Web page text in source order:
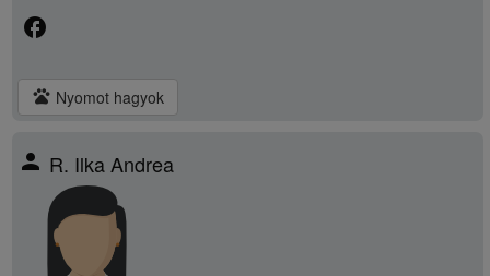
facebook
pets Nyomot hagyok
person R. Ilka Andrea